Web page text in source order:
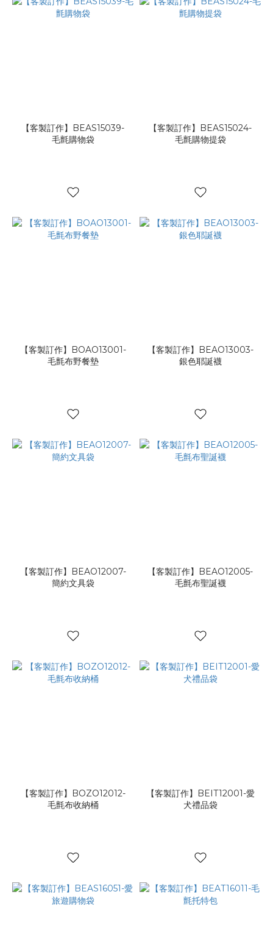
【客製訂作】BEAS15039-
毛氈購物袋
【客製訂作】BEAS15024-
毛氈購物提袋
【客製訂作】BOAO13001-
毛氈布野餐墊
【客製訂作】BEAO13003-
銀色耶誕襪
【客製訂作】BEAO12007-
簡約文具袋
【客製訂作】BEAO12005-
毛氈布聖誕襪
【客製訂作】BOZO12012-
毛氈布收納桶
【客製訂作】BEIT12001-愛
犬禮品袋